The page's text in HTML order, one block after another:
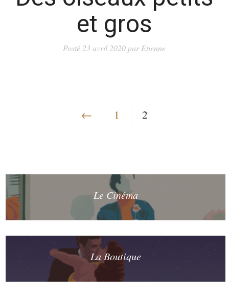
et gros
Posté 23 avril 2020 par Etienne
← 1 2
Le Cinéma
La Boutique